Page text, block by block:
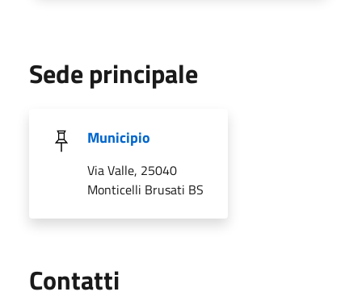
Sede principale
Municipio
Via Valle, 25040
Monticelli Brusati BS
Contatti